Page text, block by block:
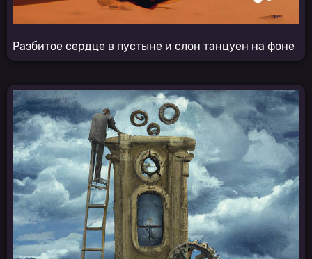
Разбитое сердце в пустыне и слон танцуен на фоне